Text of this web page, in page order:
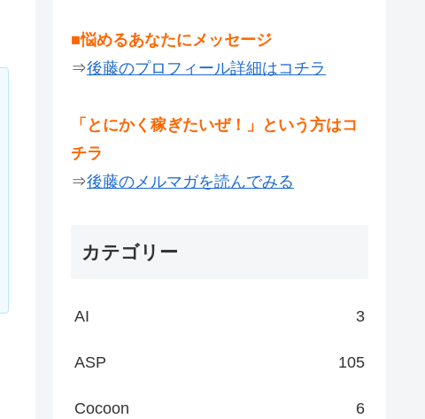
■悩めるあなたにメッセージ
⇒後藤のプロフィール詳細はコチラ
「とにかく稼ぎたいぜ！」という方はコ
チラ
⇒後藤のメルマガを読んでみる
カテゴリー
AI 3
ASP 105
Cocoon 6